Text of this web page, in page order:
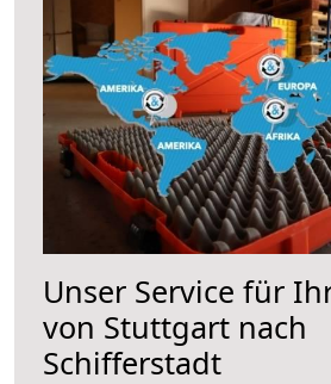
Unser Service für
von Stuttgart nach
Schifferstadt